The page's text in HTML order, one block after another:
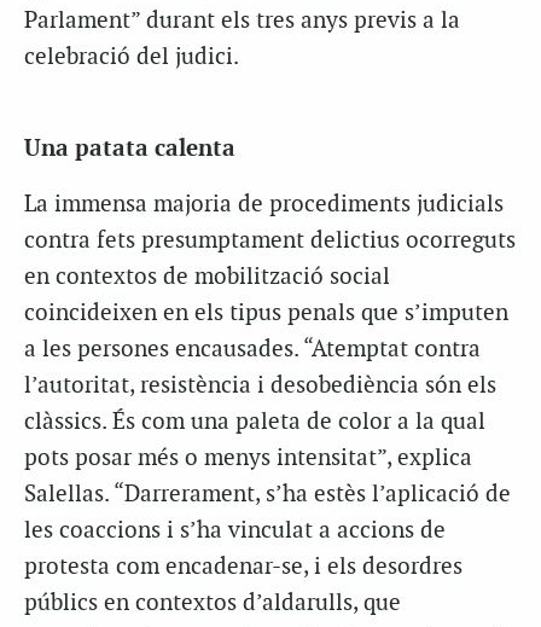
Parlament” durant els tres anys previs a la
celebració del judici.
Una patata calenta
La immensa majoria de procediments judicials
contra fets presumptament delictius ocorreguts
en contextos de mobilització social
coincideixen en els tipus penals que s’imputen
a les persones encausades. “Atemptat contra
l’autoritat, resistència i desobediència són els
clàssics. És com una paleta de color a la qual
pots posar més o menys intensitat”, explica
Salellas. “Darrerament, s’ha estès l’aplicació de
les coaccions i s’ha vinculat a accions de
protesta com encadenar-se, i els desordres
públics en contextos d’aldarulls, que